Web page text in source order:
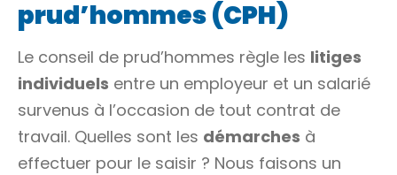
prud’hommes (CPH)
Le conseil de prud’hommes règle les litiges
individuels entre un employeur et un salarié
survenus à l’occasion de tout contrat de
travail. Quelles sont les démarches à
effectuer pour le saisir ? Nous faisons un